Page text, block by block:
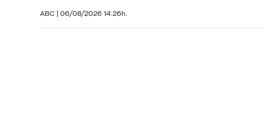
ABC | 06/08/2026 14:26h.